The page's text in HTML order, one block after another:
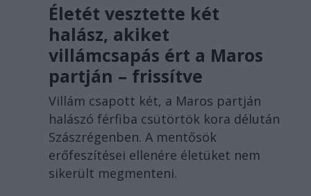
Életét vesztette két
halász, akiket
villámcsapás ért a Maros
partján – frissítve
Villám csapott két, a Maros partján
halászó férfiba csütörtök kora délután
Szászrégenben. A mentősök
erőfeszítései ellenére életüket nem
sikerült megmenteni.